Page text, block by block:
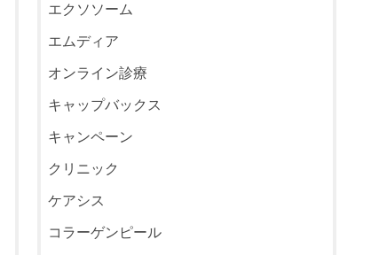
エクソソーム
エムディア
オンライン診療
キャップバックス
キャンペーン
クリニック
ケアシス
コラーゲンピール